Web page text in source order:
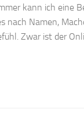
kann ich eine
nach Namen,
Zwar ist der